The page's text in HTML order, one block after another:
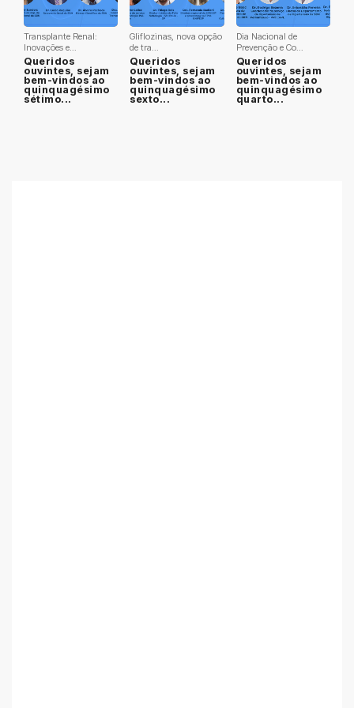
Transplante Renal:
Inovações e...
Queridos
ouvintes, sejam
bem-vindos ao
quinquagésimo
sétimo...
Gliflozinas, nova opção
de tra...
Queridos
ouvintes, sejam
bem-vindos ao
quinquagésimo
sexto...
Dia Nacional de
Prevenção e Co...
Queridos
ouvintes, sejam
bem-vindos ao
quinquagésimo
quarto...